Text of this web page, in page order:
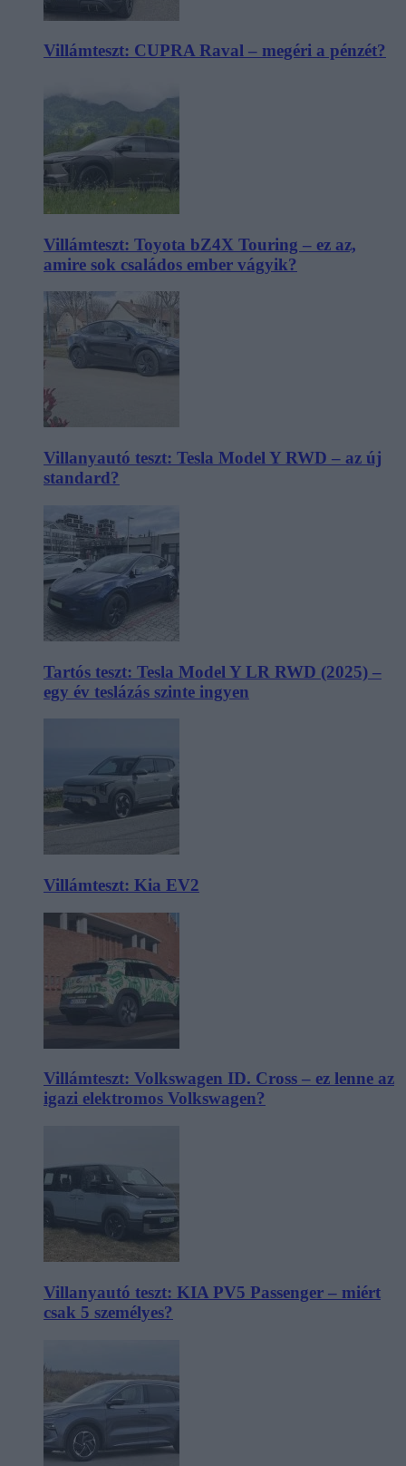
Villámteszt: CUPRA Raval – megéri a pénzét?
Villámteszt: Toyota bZ4X Touring – ez az,
amire sok családos ember vágyik?
Villanyautó teszt: Tesla Model Y RWD – az új
standard?
Tartós teszt: Tesla Model Y LR RWD (2025) –
egy év teslázás szinte ingyen
Villámteszt: Kia EV2
Villámteszt: Volkswagen ID. Cross – ez lenne az
igazi elektromos Volkswagen?
Villanyautó teszt: KIA PV5 Passenger – miért
csak 5 személyes?